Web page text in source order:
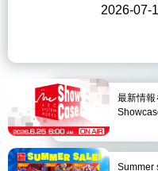
2026-07-
最新情報
Summer